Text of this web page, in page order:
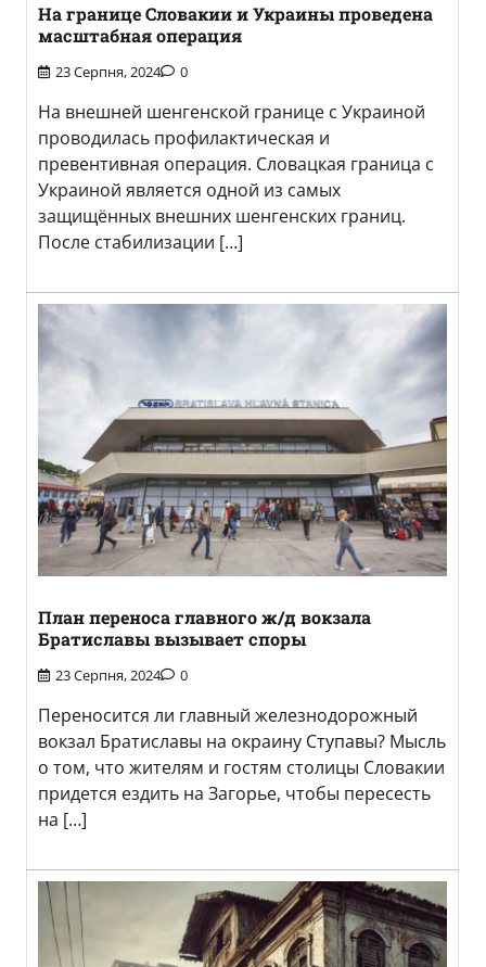
На границе Словакии и Украины проведена
масштабная операция
23 Серпня, 2024 0
На внешней шенгенской границе с Украиной
проводилась профилактическая и
превентивная операция. Словацкая граница с
Украиной является одной из самых
защищённых внешних шенгенских границ.
После стабилизации […]
План переноса главного ж/д вокзала
Братиславы вызывает споры
23 Серпня, 2024 0
Переносится ли главный железнодорожный
вокзал Братиславы на окраину Ступавы? Мысль
о том, что жителям и гостям столицы Словакии
придется ездить на Загорье, чтобы пересесть
на […]